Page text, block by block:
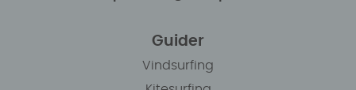
Guider
Vindsurfing